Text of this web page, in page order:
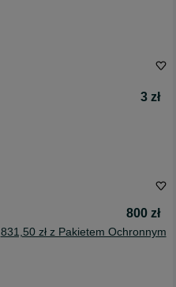
3 zł
800 zł
831,50 zł z Pakietem Ochronnym